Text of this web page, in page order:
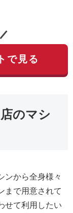
で見る
のマシ
ンから全身様々
まで用意されて
せて利用したい